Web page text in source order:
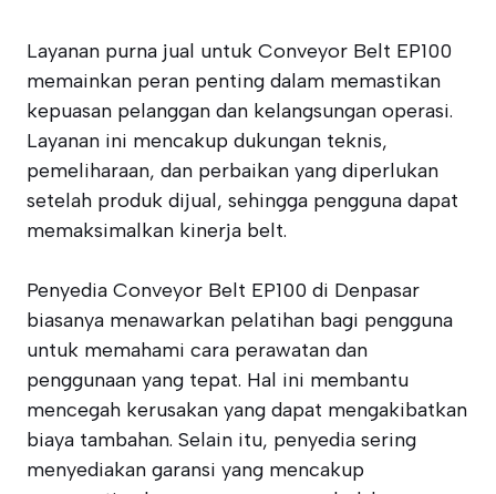
Layanan purna jual untuk Conveyor Belt EP100
memainkan peran penting dalam memastikan
kepuasan pelanggan dan kelangsungan operasi.
Layanan ini mencakup dukungan teknis,
pemeliharaan, dan perbaikan yang diperlukan
setelah produk dijual, sehingga pengguna dapat
memaksimalkan kinerja belt.
Penyedia Conveyor Belt EP100 di Denpasar
biasanya menawarkan pelatihan bagi pengguna
untuk memahami cara perawatan dan
penggunaan yang tepat. Hal ini membantu
mencegah kerusakan yang dapat mengakibatkan
biaya tambahan. Selain itu, penyedia sering
menyediakan garansi yang mencakup